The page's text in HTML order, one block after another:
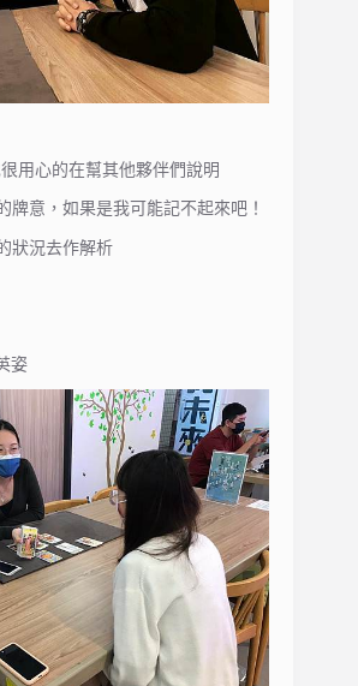
用心的在幫其他夥伴們說明
牌意，如果是我可能記不起來吧！
狀況去作解析
姿